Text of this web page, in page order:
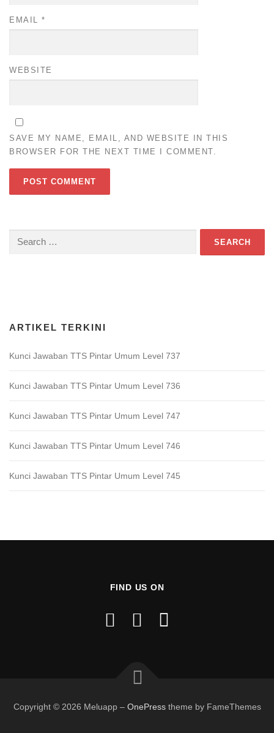
EMAIL *
WEBSITE
SAVE MY NAME, EMAIL, AND WEBSITE IN THIS
BROWSER FOR THE NEXT TIME I COMMENT.
Search
ARTIKEL TERKINI
Kunci Jawaban TTS Pintar Umum Level 737
Kunci Jawaban TTS Pintar Umum Level 736
Kunci Jawaban TTS Pintar Umum Level 747
Kunci Jawaban TTS Pintar Umum Level 746
Kunci Jawaban TTS Pintar Umum Level 745
FIND US ON
Copyright © 2026 Meluapp – OnePresstheme by FameThemes